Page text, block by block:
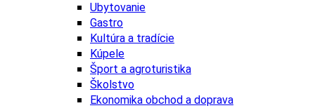
Ubytovanie
Gastro
Kultúra a tradície
Kúpele
Šport a agroturistika
Školstvo
Ekonomika obchod a doprava